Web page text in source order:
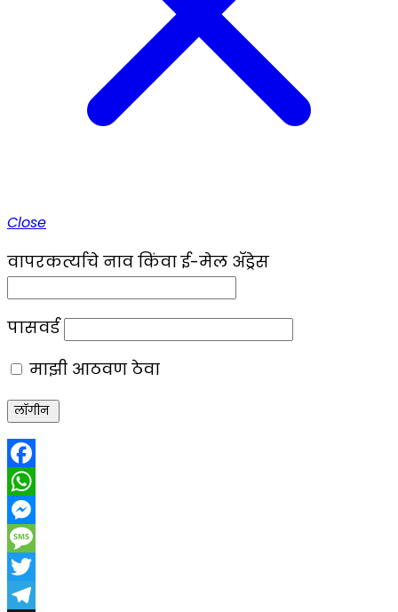
Close
वापरकर्त्याचे नाव किंवा ई-मेल ॲड्रेस
पासवर्ड
माझी आठवण ठेवा
Facebook
WhatsApp
Messenger
Message
Twitter